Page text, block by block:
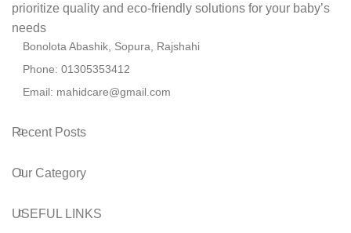
prioritize quality and eco-friendly solutions for your baby’s
needs
Bonolota Abashik, Sopura, Rajshahi
Phone: 01305353412
Email: mahidcare@gmail.com
Recent Posts
Our Category
USEFUL LINKS